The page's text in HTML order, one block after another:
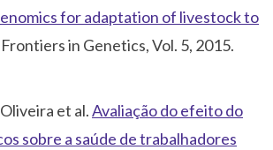
for adaptation of livestock to
Frontiers in Genetics, Vol. 5, 2015.
et al.Avaliação do efeito do
sobre a saúde de trabalhadores